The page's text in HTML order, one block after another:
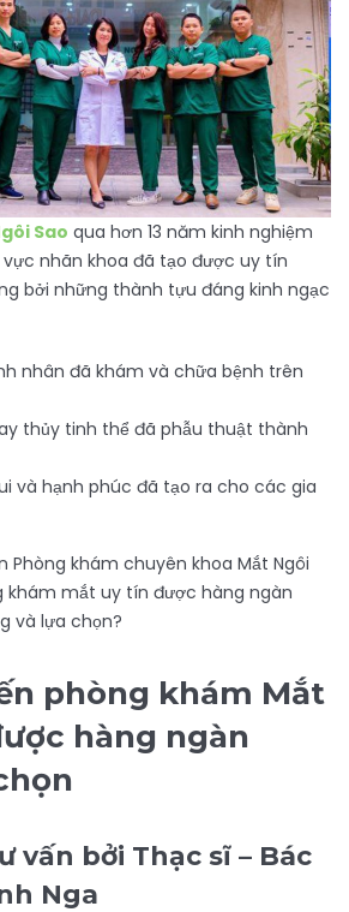
Sao qua hơn 13 năm kinh nghiệm
nhãn khoa đã tạo được uy tín
bởi những thành tựu đáng kinh ngạc
nhân đã khám và chữa bệnh trên
thủy tinh thể đã phẫu thuật thành
và hạnh phúc đã tạo ra cho các gia
Phòng khám chuyên khoa Mắt Ngôi
khám mắt uy tín được hàng ngàn
và lựa chọn?
phòng khám Mắt
hàng ngàn
vấn bởi Thạc sĩ – Bác
Nga